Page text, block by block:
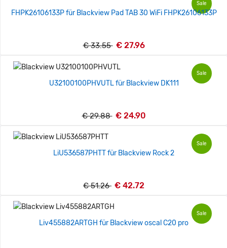
Sale
FHPK26106133P für Blackview Pad TAB 30 WiFi FHPK26106133P
€ 33.55 € 27.96
Sale
U32100100PHVUTL für Blackview DK111
€ 29.88 € 24.90
Sale
LiU536587PHTT für Blackview Rock 2
€ 51.26 € 42.72
Sale
Liv455882ARTGH für Blackview oscal C20 pro